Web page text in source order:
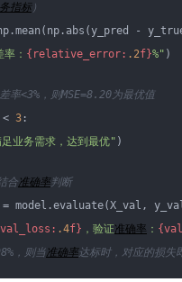
指标）
-
： {relative_error: .2f}%" )
率<3%，则MSE=8.20为最优值
3 :
业务需求，达到最优" )
合准确率判断
model.evaluate(X_val,
.4f} ，验证准确率 ：
，则当准确率达标时，对应的损失